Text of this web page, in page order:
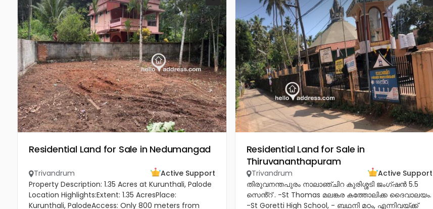
Residential Land for Sale in Nedumangad
Trivandrum
Active Support
Property Description: 1.35 Acres at Kurunthali, Palode
Location Highlights:Extent: 1.35 AcresPlace:
Kurunthali, PalodeAccess: Only 800 meters from
Residential Land for Sale in
Thiruvananthapuram
Trivandrum
Active Support
തിരുവനന്തപുരം നാലാഞ്ചിറ കുരിശ്ശടി ജംഗ്ഷൻ 5.5
സെൻ്റ് . -St Thomas മലങ്കര കത്തോലിക്ക ദൈവാലയം.
-St Goretti High School, - ബഥനി മഠം, എന്നിവയ്ക്ക്